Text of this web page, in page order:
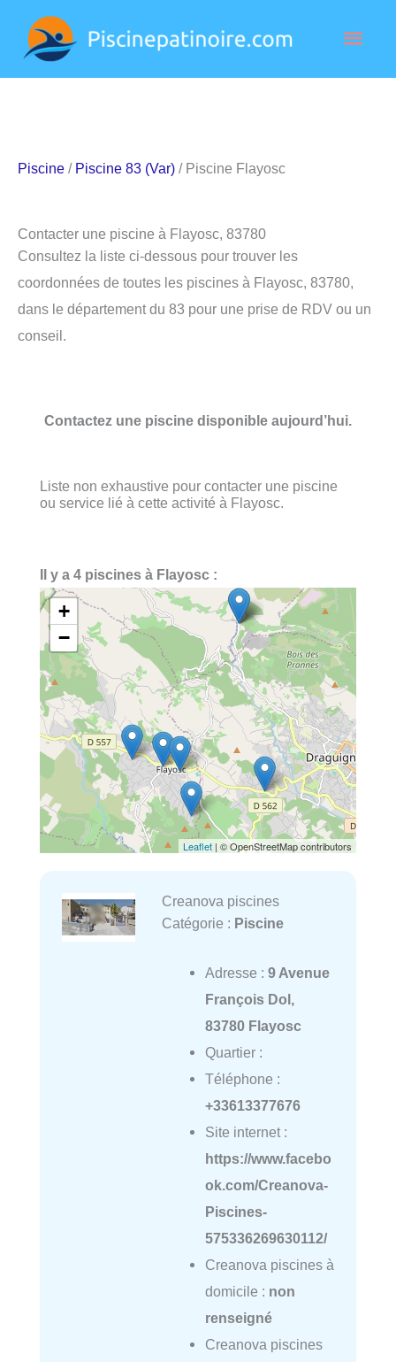
contenu
Piscine / Piscine 83 (Var) / Piscine Flayosc
Contacter une piscine à Flayosc, 83780
Consultez la liste ci-dessous pour trouver les
coordonnées de toutes les piscines à Flayosc, 83780,
dans le département du 83 pour une prise de RDV ou un
conseil.
Contactez une piscine disponible aujourd’hui.
Liste non exhaustive pour contacter une piscine
ou service lié à cette activité à Flayosc.
Il y a 4 piscines à Flayosc :
+
−
Leaflet | © OpenStreetMap contributors
Creanova piscines
Catégorie : Piscine
Adresse : 9 Avenue
François Dol,
83780 Flayosc
Quartier :
Téléphone :
+33613377676
Site internet :
https://www.facebo
ok.com/Creanova-
Piscines-
575336269630112/
Creanova piscines à
domicile : non
renseigné
Creanova piscines